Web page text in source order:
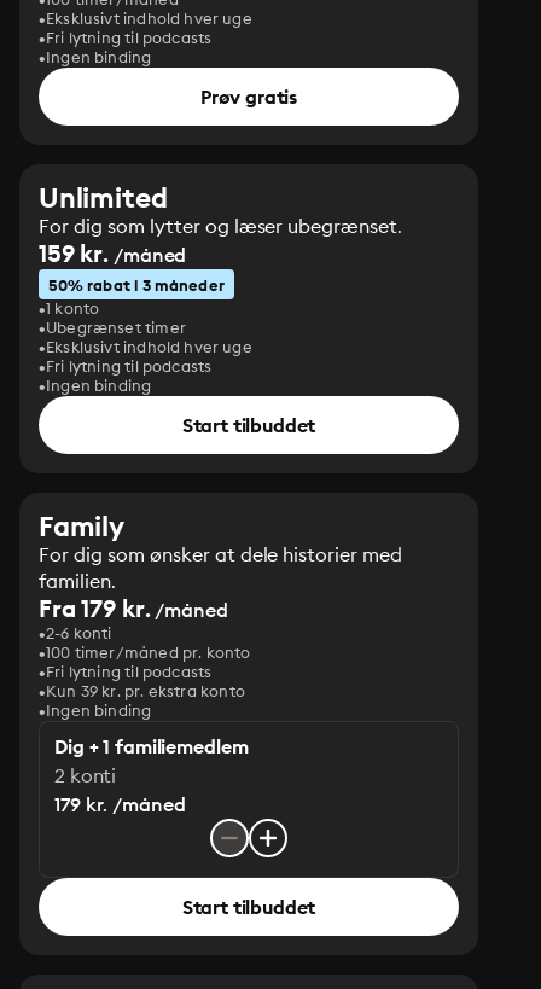
Eksklusivt indhold hver uge
Fri lytning til podcasts
Ingen binding
Prøv gratis
Unlimited
For dig som lytter og læser ubegrænset.
159 kr. /måned
50% rabat i 3 måneder
1 konto
Ubegrænset timer
Eksklusivt indhold hver uge
Fri lytning til podcasts
Ingen binding
Start tilbuddet
Family
For dig som ønsker at dele historier med
familien.
Fra 179 kr./måned
2-6 konti
100 timer/måned pr. konto
Fri lytning til podcasts
Kun 39 kr. pr. ekstra konto
Ingen binding
Dig + 1 familiemedlem
2 konti
179 kr. /måned
Start tilbuddet